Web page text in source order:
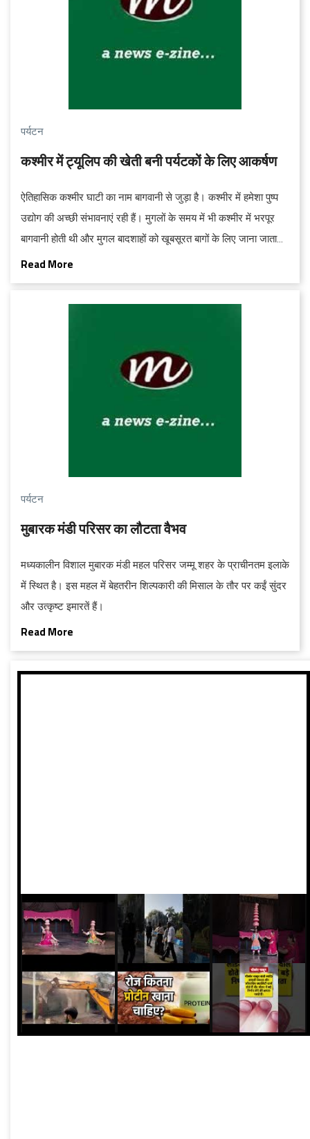
पर्यटन
कश्‍मीर में ट्यूलिप की खेती बनी पर्यटकों के लिए आकर्षण
ऐतिहासिक कश्‍मीर घाटी का नाम बागवानी से जुड़ा है। कश्‍मीर में हमेशा पुष्‍प
उद्योग की अच्‍छी संभावनाएं रही हैं। मुगलों के समय में भी कश्‍मीर में भरपूर
बागवानी होती थी और मुगल बादशाहों को खूबसूरत बागों के लिए जाना जाता
है।
Read More
पर्यटन
मुबारक मंडी परिसर का लौटता वैभव
मध्यकालीन विशाल मुबारक मंडी महल परिसर जम्मू शहर के प्राचीनतम इलाके
में स्थित है। इस महल में बेहतरीन शिल्पकारी की मिसाल के तौर पर कईं सुंदर
और उत्कृष्ट इमारतें हैं।
Read More